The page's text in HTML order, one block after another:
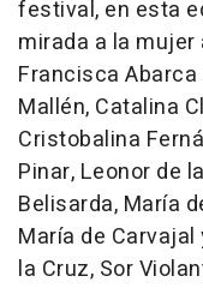
festival, en esta
mirada a la mujer
Francisca Abarca
Mallén, Catalina
Cristobalina
Pinar, Leonor de
Belisarda, María
María de Carvajal
la Cruz, Sor